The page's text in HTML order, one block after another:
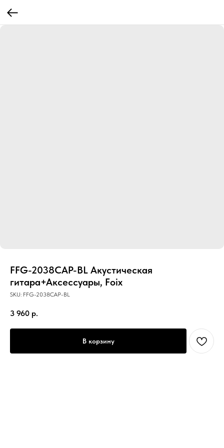
FFG-2038CAP-BL Акустическая
гитара+Аксессуары, Foix
SKU: FFG-2038CAP-BL
3 960 р.
В корзину